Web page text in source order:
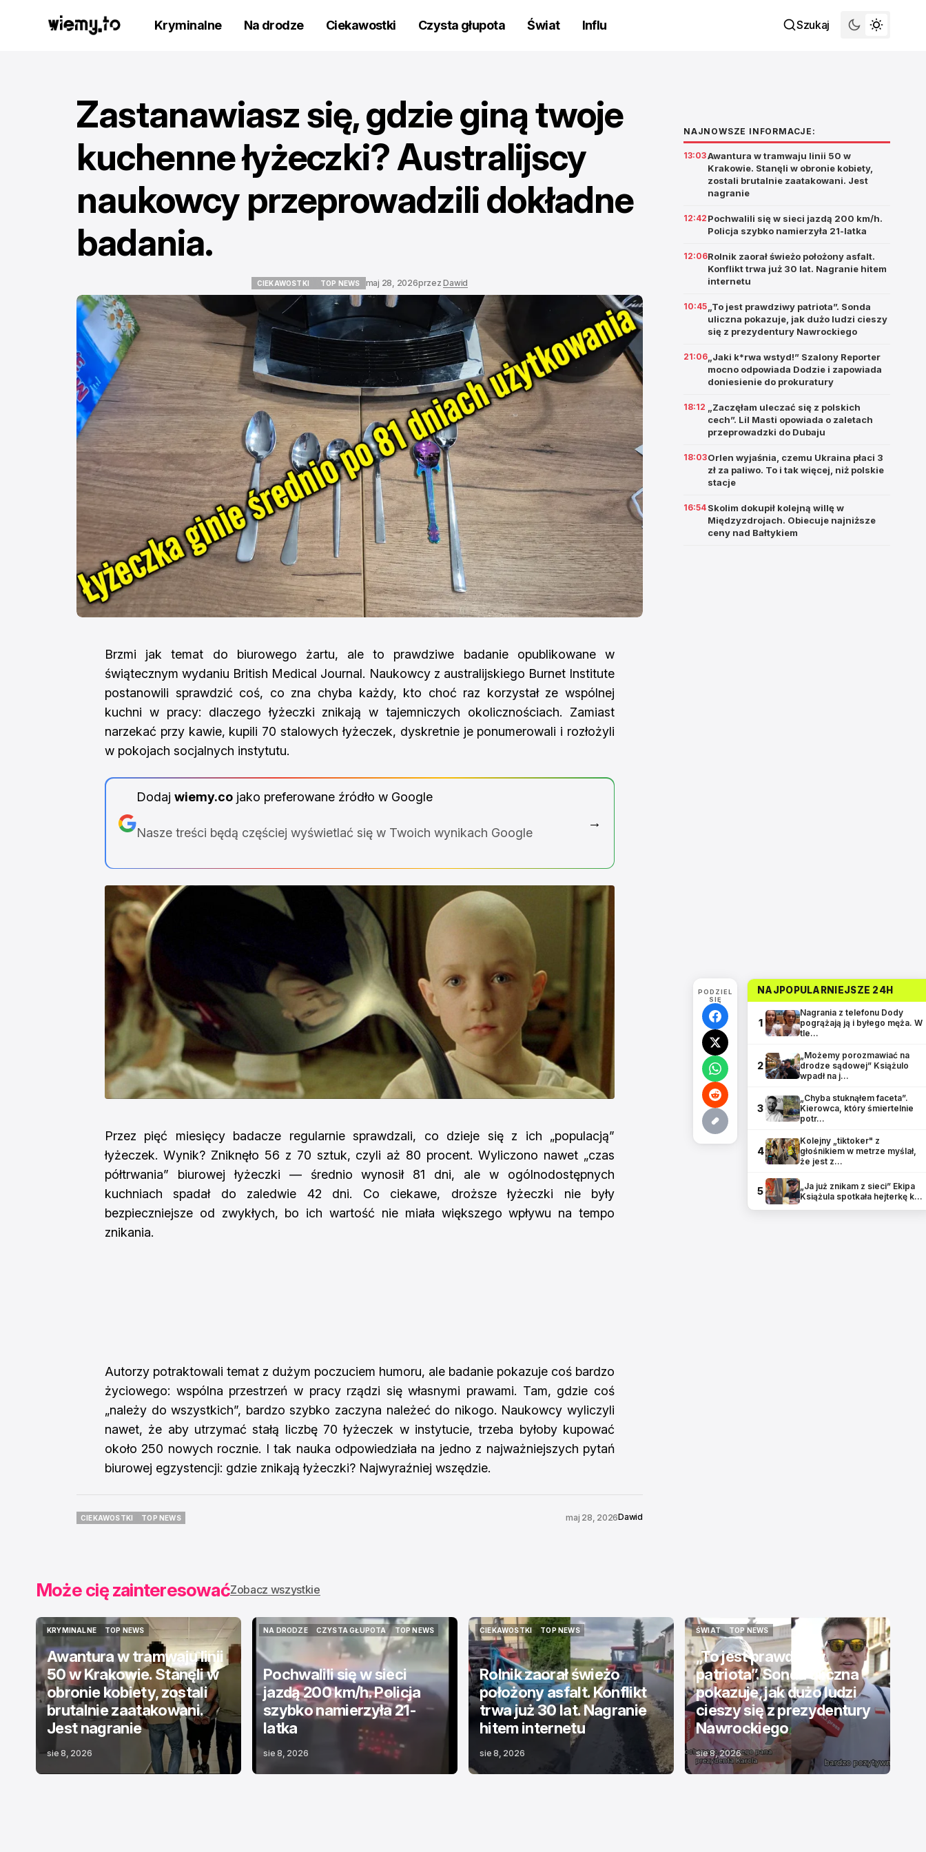
Kryminalne Na drodze Ciekawostki Czysta głupota Świat Influ Szukaj
Zastanawiasz się, gdzie giną twoje
kuchenne łyżeczki? Australijscy
naukowcy przeprowadzili dokładne
badania.
CIEKAWOSTKI TOP NEWS maj 28, 2026przez Dawid
Brzmi jak temat do biurowego żartu, ale to prawdziwe badanie opublikowane w
świątecznym wydaniu British Medical Journal. Naukowcy z australijskiego Burnet Institute
postanowili sprawdzić coś, co zna chyba każdy, kto choć raz korzystał ze wspólnej
kuchni w pracy: dlaczego łyżeczki znikają w tajemniczych okolicznościach. Zamiast
narzekać przy kawie, kupili 70 stalowych łyżeczek, dyskretnie je ponumerowali i rozłożyli
w pokojach socjalnych instytutu.
Dodaj wiemy.cojako preferowane źródło w Google
Nasze treści będą częściej wyświetlać się w Twoich wynikach Google
→
Przez pięć miesięcy badacze regularnie sprawdzali, co dzieje się z ich „populacją”
łyżeczek. Wynik? Zniknęło 56 z 70 sztuk, czyli aż 80 procent. Wyliczono nawet „czas
półtrwania” biurowej łyżeczki — średnio wynosił 81 dni, ale w ogólnodostępnych
kuchniach spadał do zaledwie 42 dni. Co ciekawe, droższe łyżeczki nie były
bezpieczniejsze od zwykłych, bo ich wartość nie miała większego wpływu na tempo
znikania.
Autorzy potraktowali temat z dużym poczuciem humoru, ale badanie pokazuje coś bardzo
życiowego: wspólna przestrzeń w pracy rządzi się własnymi prawami. Tam, gdzie coś
„należy do wszystkich”, bardzo szybko zaczyna należeć do nikogo. Naukowcy wyliczyli
nawet, że aby utrzymać stałą liczbę 70 łyżeczek w instytucie, trzeba byłoby kupować
około 250 nowych rocznie. I tak nauka odpowiedziała na jedno z najważniejszych pytań
biurowej egzystencji: gdzie znikają łyżeczki? Najwyraźniej wszędzie.
CIEKAWOSTKI
TOP NEWS
maj 28, 2026Dawid
NAJNOWSZE INFORMACJE:
13:03Awantura w tramwaju linii 50 w
Krakowie. Stanęli w obronie kobiety,
zostali brutalnie zaatakowani. Jest
nagranie
12:42 Pochwalili się w sieci jazdą 200 km/h.
Policja szybko namierzyła 21-latka
12:06Rolnik zaorał świeżo położony asfalt.
Konflikt trwa już 30 lat. Nagranie hitem
internetu
10:45 „To jest prawdziwy patriota”. Sonda
uliczna pokazuje, jak dużo ludzi cieszy
się z prezydentury Nawrockiego
21:06 „Jaki k*rwa wstyd!” Szalony Reporter
mocno odpowiada Dodzie i zapowiada
doniesienie do prokuratury
18:12
„Zaczęłam uleczać się z polskich
cech”. Lil Masti opowiada o zaletach
przeprowadzki do Dubaju
18:03Orlen wyjaśnia, czemu Ukraina płaci 3
zł za paliwo. To i tak więcej, niż polskie
stacje
16:54 Skolim dokupił kolejną willę w
Międzyzdrojach. Obiecuje najniższe
ceny nad Bałtykiem
Może cię zainteresowaćZobacz wszystkie
KRYMINALNE
TOP NEWS
Awantura w tramwaju linii
50 w Krakowie. Stanęli w
obronie kobiety, zostali
brutalnie zaatakowani.
Jest nagranie
sie 8, 2026
NA DRODZE
CZYSTA GŁUPOTA
CZYSTA GŁUPOTA
TOP NEWS
TOP NEWS
Pochwalili się w sieci
jazdą 200 km/h. Policja
szybko namierzyła 21-
latka
sie 8, 2026
CIEKAWOSTKI
CIEKAWOSTKI
TOP NEWS
TOP NEWS
Rolnik zaorał świeżo
położony asfalt. Konflikt
trwa już 30 lat. Nagranie
hitem internetu
sie 8, 2026
ŚWIAT
ŚWIAT
TOP NEWS
TOP NEWS
„To jest prawdziwy
patriota”. Sonda uliczna
pokazuje, jak dużo ludzi
cieszy się z prezydentury
Nawrockiego
sie 8, 2026
PODZIEL
SIĘ
NAJPOPULARNIEJSZE 24H
1
Nagrania z telefonu Dody
pogrążają ją i byłego męża. W
tle…
2
„Możemy porozmawiać na
drodze sądowej” Książulo
wpadł na j…
3
„Chyba stuknąłem faceta”.
Kierowca, który śmiertelnie
potr…
4
Kolejny „tiktoker" z
głośnikiem w metrze myślał,
że jest z…
5
„Ja już znikam z sieci” Ekipa
Książula spotkała hejterkę k…